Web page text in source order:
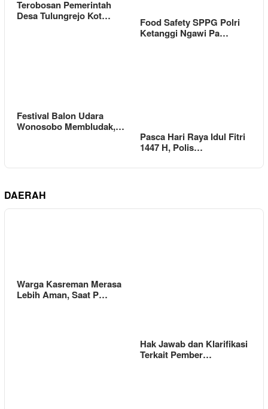
Terobosan Pemerintah
Desa Tulungrejo Kot…
Food Safety SPPG Polri
Ketanggi Ngawi Pa…
Festival Balon Udara
Wonosobo Membludak,…
Pasca Hari Raya Idul Fitri
1447 H, Polis…
DAERAH
Warga Kasreman Merasa
Lebih Aman, Saat P…
Hak Jawab dan Klarifikasi
Terkait Pember…